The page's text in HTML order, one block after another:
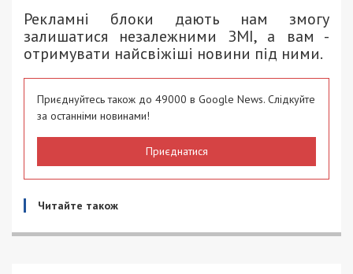
Рекламні блоки дають нам змогу
залишатися незалежними ЗМІ, а вам -
отримувати найсвіжіші новини під ними.
Приєднуйтесь також до 49000 в Google News. Слідкуйте
за останніми новинами!
Приєднатися
Читайте також